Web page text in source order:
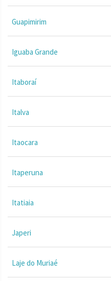
Guapimirim
Iguaba Grande
Itaboraí
Italva
Itaocara
Itaperuna
Itatiaia
Japeri
Laje do Muriaé